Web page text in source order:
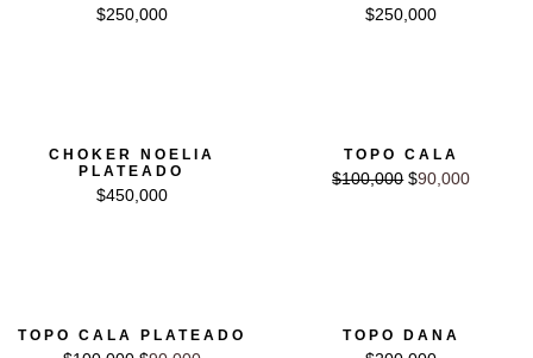
$250,000 $250,000
CHOKER NOELIA
PLATEADO
$450,000
TOPO CALA
$100,000 $90,000
TOPO CALA PLATEADO TOPO DANA